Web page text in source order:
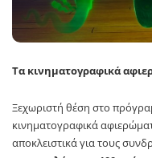
Τα κινηματογραφικά
Ξεχωριστή θέση στο
κινηματογραφικά
αποκλειστικά για τους